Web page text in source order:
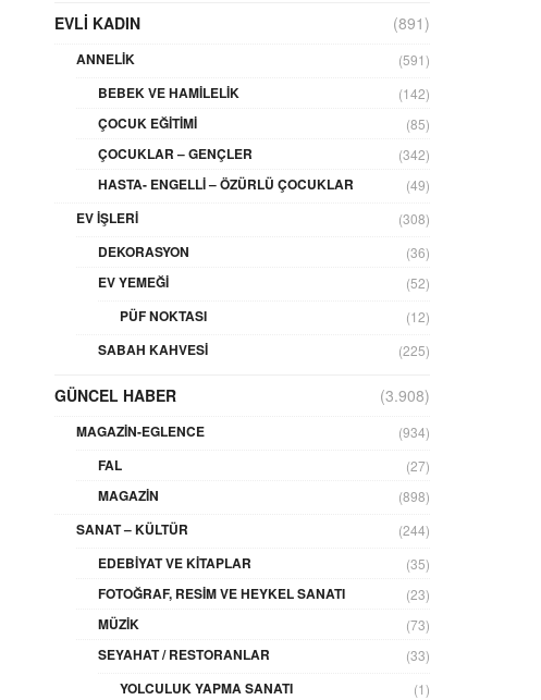
EVLI KADIN (891)
ANNELIK (591)
BEBEK VE HAMILELIK (142)
ÇOCUK EĞITIMI (85)
ÇOCUKLAR – GENÇLER (342)
HASTA- ENGELLI – ÖZÜRLÜ ÇOCUKLAR (49)
EV İŞLERI (308)
DEKORASYON (36)
EV YEMEĞI (52)
PÜF NOKTASI (12)
SABAH KAHVESI (225)
GÜNCEL HABER (3.908)
MAGAZIN-EGLENCE (934)
FAL (27)
MAGAZIN (898)
SANAT – KÜLTÜR (244)
EDEBIYAT VE KITAPLAR (35)
FOTOĞRAF, RESIM VE HEYKEL SANATI (23)
MÜZIK (73)
SEYAHAT / RESTORANLAR (33)
YOLCULUK YAPMA SANATI (1)